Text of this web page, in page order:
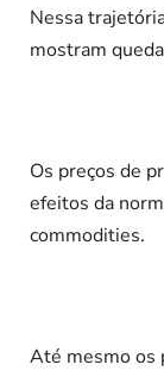
Nessa
mostram
Os preços de
efeitos da
commodities.
Até mesmo os